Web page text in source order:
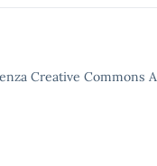
Creative Commons